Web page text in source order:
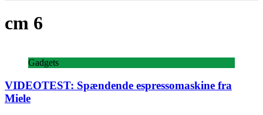
cm 6
Gadgets
VIDEOTEST: Spændende espressomaskine fra
Miele